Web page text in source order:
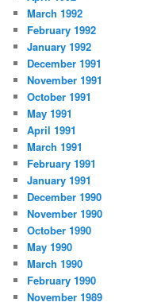
March 1992
February 1992
January 1992
December 1991
November 1991
October 1991
May 1991
April 1991
March 1991
February 1991
January 1991
December 1990
November 1990
October 1990
May 1990
March 1990
February 1990
November 1989